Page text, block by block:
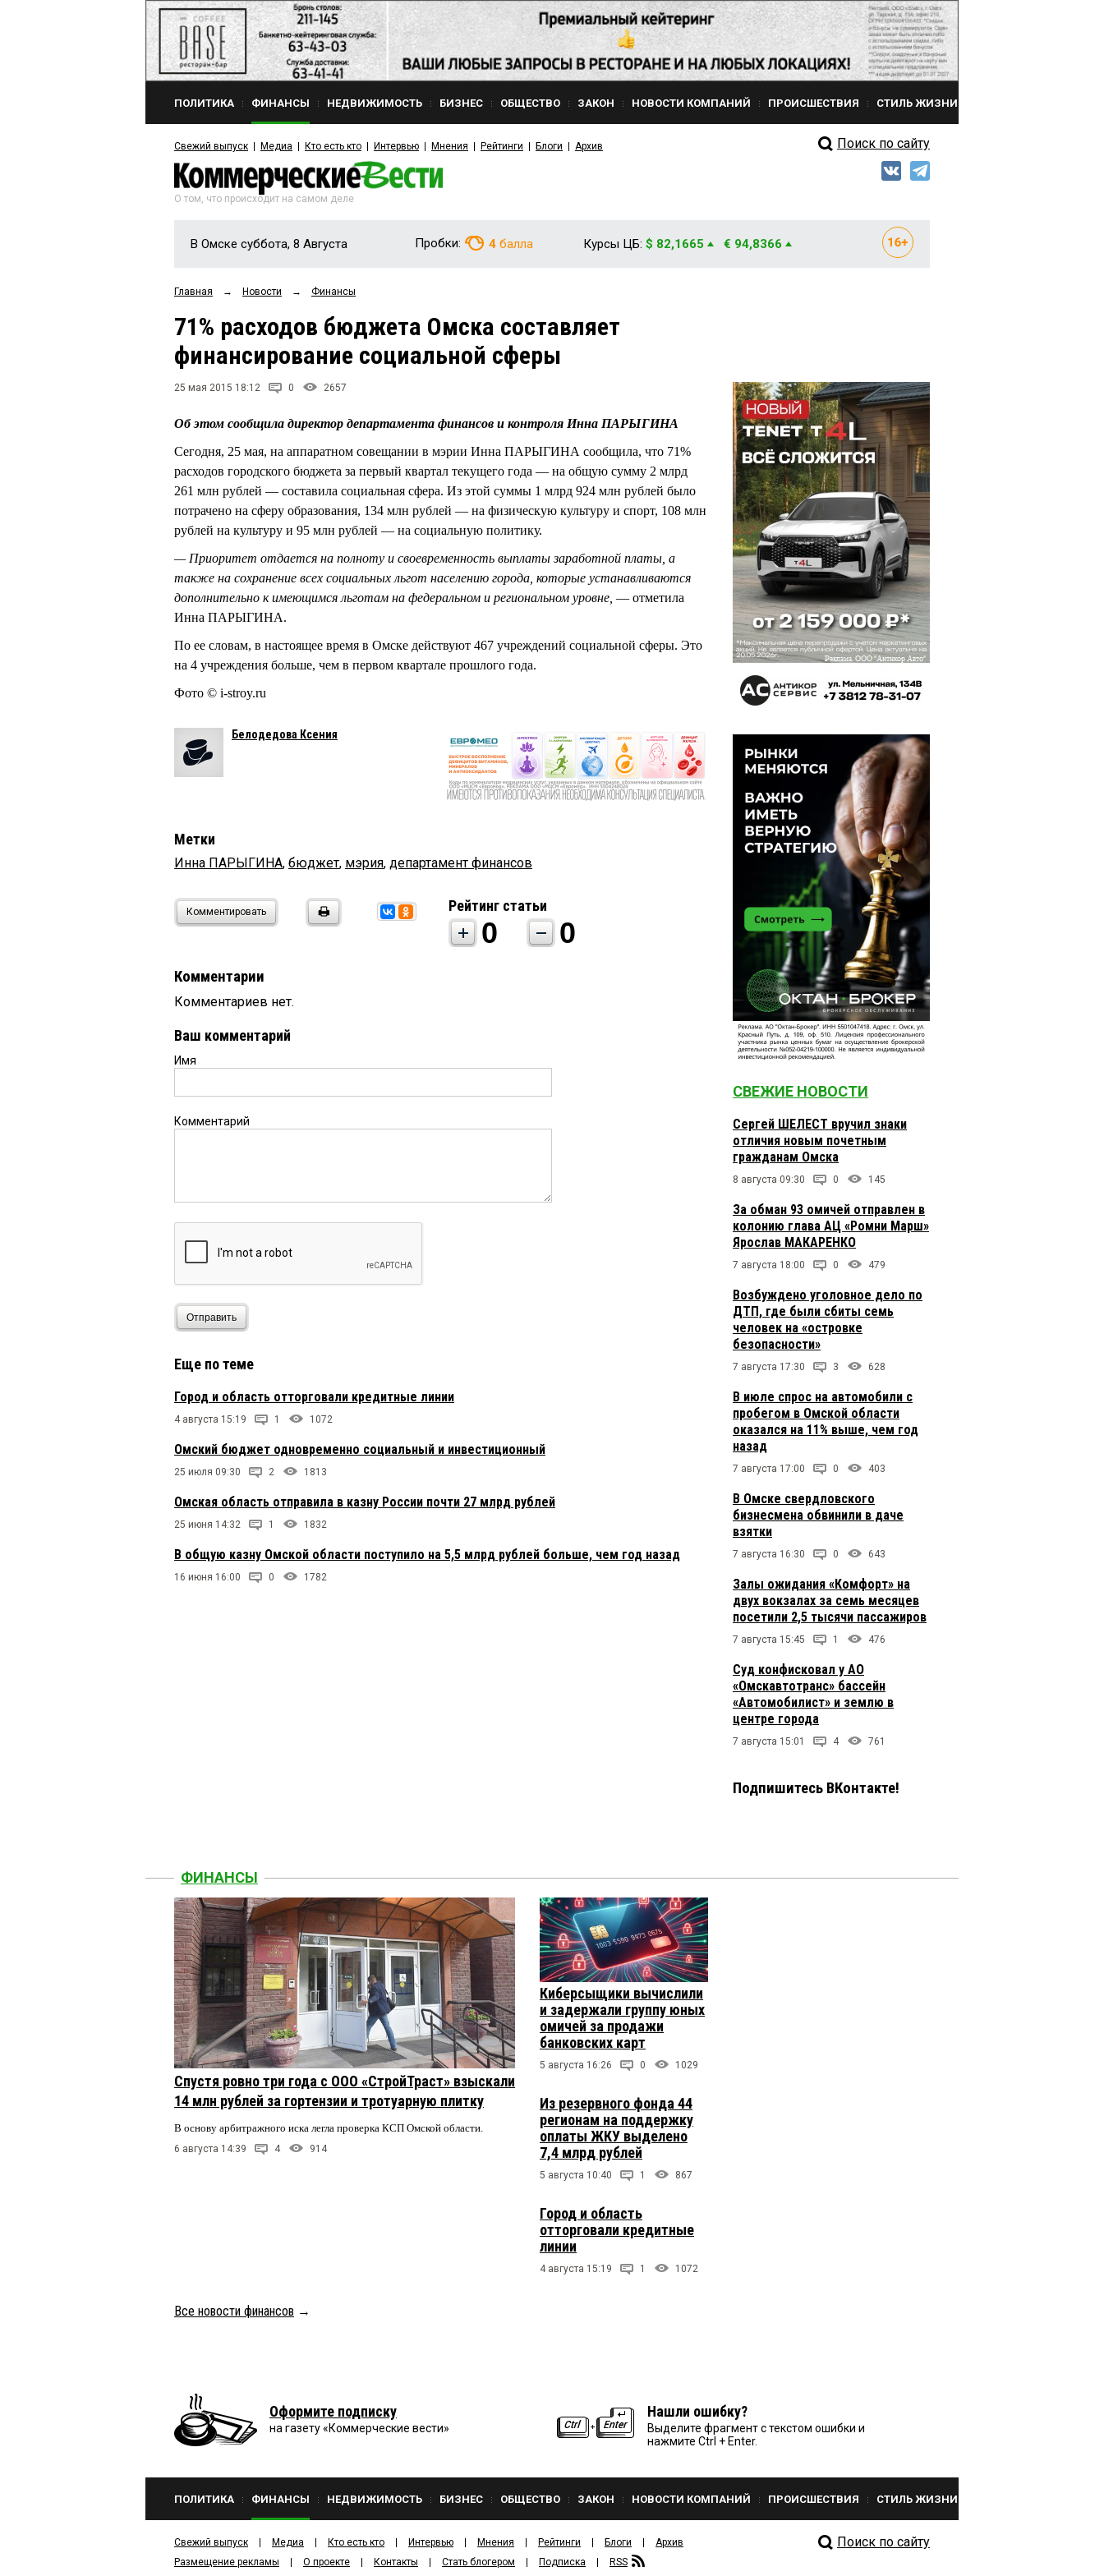
ПОЛИТИКА ФИНАНСЫ НЕДВИЖИМОСТЬ БИЗНЕС ОБЩЕСТВО ЗАКОН НОВОСТИ КОМПАНИЙ ПРОИСШЕСТВИЯ СТИЛЬ ЖИЗНИ
Свежий выпуск Медиа Кто есть кто Интервью Мнения Рейтинги Блоги Архив Поиск по сайту
О том, что происходит на самом деле
В Омске суббота, 8 Августа Пробки: 4 балла Курсы ЦБ: $ 82,1665 € 94,8366
Главная → Новости → Финансы
71% расходов бюджета Омска составляет
финансирование социальной сферы
25 мая 2015 18:12 0 2657
Об этом сообщила директор департамента финансов и контроля Инна ПАРЫГИНА
Сегодня, 25 мая, на аппаратном совещании в мэрии Инна ПАРЫГИНА сообщила, что 71%
расходов городского бюджета за первый квартал текущего года — на общую сумму 2 млрд
261 млн рублей — составила социальная сфера. Из этой суммы 1 млрд 924 млн рублей было
потрачено на сферу образования, 134 млн рублей — на физическую культуру и спорт, 108 млн
рублей на культуру и 95 млн рублей — на социальную политику.
— Приоритет отдается на полноту и своевременность выплаты заработной платы, а
также на сохранение всех социальных льгот населению города, которые устанавливаются
дополнительно к имеющимся льготам на федеральном и региональном уровне, — отметила
Инна ПАРЫГИНА.
По ее словам, в настоящее время в Омске действуют 467 учреждений социальной сферы. Это
на 4 учреждения больше, чем в первом квартале прошлого года.
Фото © i-stroy.ru
Белодедова Ксения
Метки
Инна ПАРЫГИНА, бюджет, мэрия, департамент финансов
Комментировать Рейтинг статьи
0 0
Комментарии
Комментариев нет.
Ваш комментарий
Имя
Комментарий
Отправить
Еще по теме
Город и область отторговали кредитные линии
4 августа 15:19 1 1072
Омский бюджет одновременно социальный и инвестиционный
25 июля 09:30 2 1813
Омская область отправила в казну России почти 27 млрд рублей
25 июня 14:32 1 1832
В общую казну Омской области поступило на 5,5 млрд рублей больше, чем год назад
16 июня 16:00 0 1782
СВЕЖИЕ НОВОСТИ
Сергей ШЕЛЕСТ вручил знаки
отличия новым почетным
гражданам Омска
8 августа 09:30 0 145
За обман 93 омичей отправлен в
колонию глава АЦ «Ромни Марш»
Ярослав МАКАРЕНКО
7 августа 18:00 0 479
Возбуждено уголовное дело по
ДТП, где были сбиты семь
человек на «островке
безопасности»
7 августа 17:30 3 628
В июле спрос на автомобили с
пробегом в Омской области
оказался на 11% выше, чем год
назад
7 августа 17:00 0 403
В Омске свердловского
бизнесмена обвинили в даче
взятки
7 августа 16:30 0 643
Залы ожидания «Комфорт» на
двух вокзалах за семь месяцев
посетили 2,5 тысячи пассажиров
7 августа 15:45 1 476
Суд конфисковал у АО
«Омскавтотранс» бассейн
«Автомобилист» и землю в
центре города
7 августа 15:01 4 761
Подпишитесь ВКонтакте!
ФИНАНСЫ
Спустя ровно три года с ООО «СтройТраст» взыскали
14 млн рублей за гортензии и тротуарную плитку
В основу арбитражного иска легла проверка КСП Омской области.
6 августа 14:39 4 914
Киберсыщики вычислили
и задержали группу юных
омичей за продажи
банковских карт
5 августа 16:26 0 1029
Из резервного фонда 44
регионам на поддержку
оплаты ЖКУ выделено
7,4 млрд рублей
5 августа 10:40 1 867
Город и область
отторговали кредитные
линии
4 августа 15:19 1 1072
Все новости финансов →
Оформите подписку
на газету «Коммерческие вести»
Нашли ошибку?
Выделите фрагмент с текстом ошибки и
нажмите Ctrl + Enter.
ПОЛИТИКА ФИНАНСЫ НЕДВИЖИМОСТЬ БИЗНЕС ОБЩЕСТВО ЗАКОН НОВОСТИ КОМПАНИЙ ПРОИСШЕСТВИЯ СТИЛЬ ЖИЗНИ
Свежий выпуск Медиа Кто есть кто Интервью Мнения Рейтинги Блоги
Архив
Размещение рекламы
О проекте Контакты Стать блогером Подписка RSS
Поиск по сайту